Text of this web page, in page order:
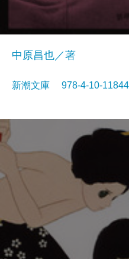
中原昌也／著
新潮文庫 978-4-10-